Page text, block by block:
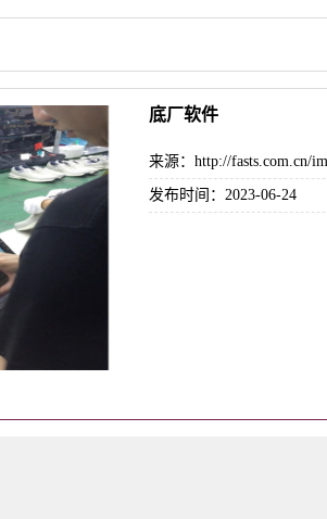
底厂软件
来源：http://fasts.com.cn/
发布时间：2023-06-24